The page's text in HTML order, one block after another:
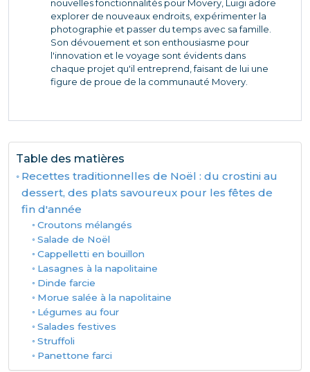
nouvelles fonctionnalités pour Movery, Luigi adore
explorer de nouveaux endroits, expérimenter la
photographie et passer du temps avec sa famille.
Son dévouement et son enthousiasme pour
l'innovation et le voyage sont évidents dans
chaque projet qu'il entreprend, faisant de lui une
figure de proue de la communauté Movery.
Table des matières
Recettes traditionnelles de Noël : du crostini au
dessert, des plats savoureux pour les fêtes de
fin d'année
Croutons mélangés
Salade de Noël
Cappelletti en bouillon
Lasagnes à la napolitaine
Dinde farcie
Morue salée à la napolitaine
Légumes au four
Salades festives
Struffoli
Panettone farci